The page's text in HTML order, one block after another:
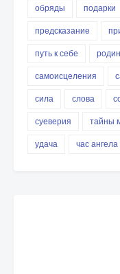
обряды
подарки
предсказание
путь к себе
самоисцеления
сила
слова
суеверия
тайны
удача
час ангела